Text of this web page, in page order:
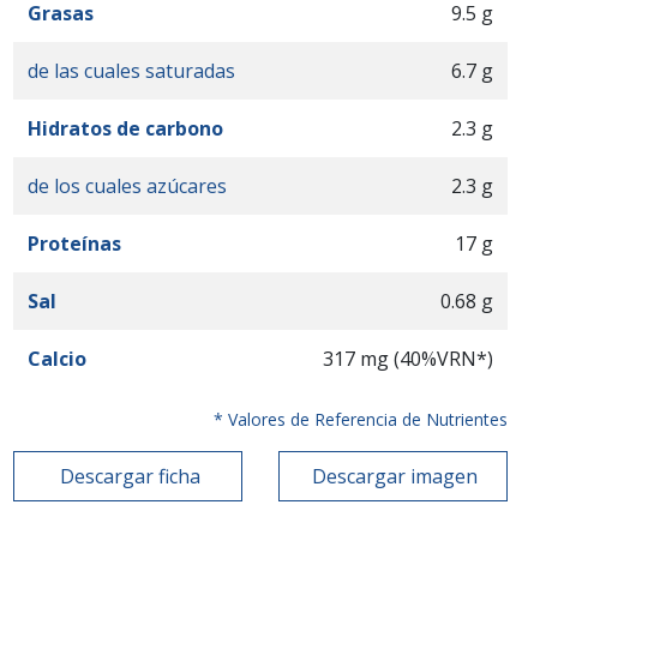
Grasas 9.5 g
de las cuales saturadas 6.7 g
Hidratos de carbono 2.3 g
de los cuales azúcares 2.3 g
Proteínas 17 g
Sal 0.68 g
Calcio 317 mg (40%VRN*)
* Valores de Referencia de Nutrientes
Descargar ficha Descargar imagen